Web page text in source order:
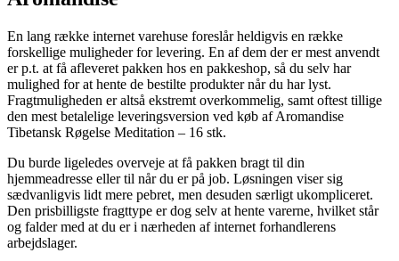
En lang række internet varehuse foreslår heldigvis en række
forskellige muligheder for levering. En af dem der er mest anvendt
er p.t. at få afleveret pakken hos en pakkeshop, så du selv har
mulighed for at hente de bestilte produkter når du har lyst.
Fragtmuligheden er altså ekstremt overkommelig, samt oftest tillige
den mest betalelige leveringsversion ved køb af Aromandise
Tibetansk Røgelse Meditation – 16 stk.
Du burde ligeledes overveje at få pakken bragt til din
hjemmeadresse eller til når du er på job. Løsningen viser sig
sædvanligvis lidt mere pebret, men desuden særligt ukompliceret.
Den prisbilligste fragttype er dog selv at hente varerne, hvilket står
og falder med at du er i nærheden af internet forhandlerens
arbejdslager.